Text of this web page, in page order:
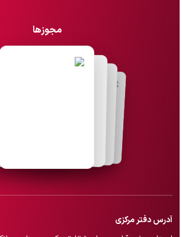
مجوزها
آدرس دفتر مرکزی